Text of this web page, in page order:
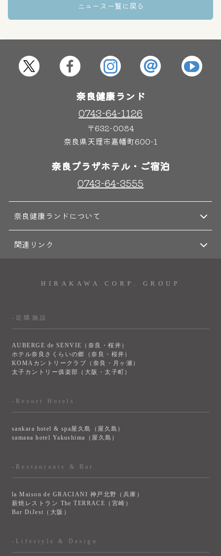
ニュース一覧に戻る
奈良健康ランド
0743-64-1126
〒632-0084
奈良県天理市嘉幡町600-1
奈良プラザホテル・ご宿泊
0743-64-3555
奈良健康ランドについて
関連リンク
HIRAKAWA CORP. GROUP
-近隣施設
AUBERGE de SENVIE（奈良・桜井）
ホテル奈良さくらいの郷（奈良・桜井）
KOMAカントリークラブ（奈良・月ヶ瀬）
太子カントリー俱楽部（大阪・太子町）
-Resort Hotels
sankara hotel & spa屋久島（屋久島）
samana hotel Yakushima（屋久島）
-Restaurants & Bar
la Maison de GRACIANI 神戸北野（兵庫）
薪焼レストラン The TERRACE（宮崎）
Bar DiJest（大阪）
-Lifestyle & Design